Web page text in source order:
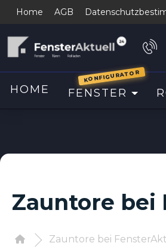
Home AGB
HOME
KONFIGURATOR
FENSTER
Zauntore bei
Zauntore bei